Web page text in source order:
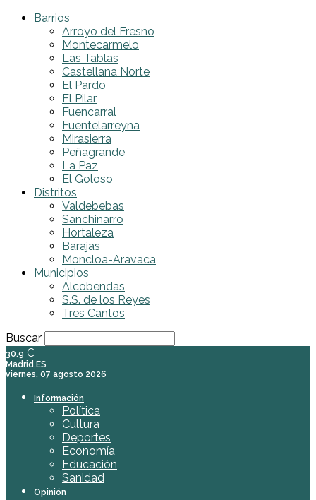
Barrios
Arroyo del Fresno
Montecarmelo
Las Tablas
Castellana Norte
El Pardo
El Pilar
Fuencarral
Fuentelarreyna
Mirasierra
Peñagrande
La Paz
El Goloso
Distritos
Valdebebas
Sanchinarro
Hortaleza
Barajas
Moncloa-Aravaca
Municipios
Alcobendas
S.S. de los Reyes
Tres Cantos
Buscar
30.9 C
Madrid,ES
viernes, 07 agosto 2026
Información
Política
Cultura
Deportes
Economía
Educación
Sanidad
Opinión